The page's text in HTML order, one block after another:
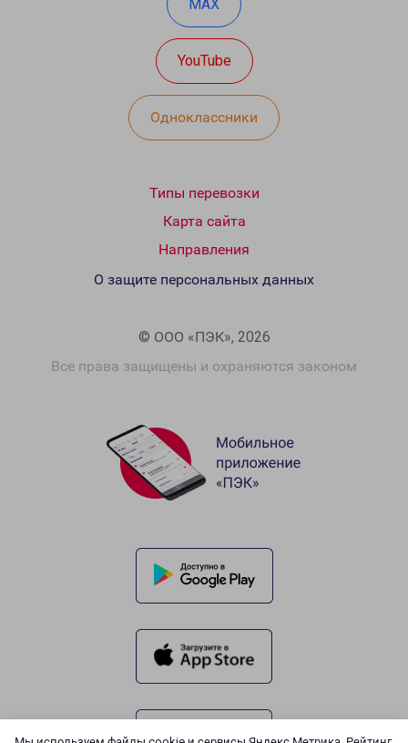
MAX
YouTube
Одноклассники
Типы перевозки
Карта сайта
Направления
© ООО «ПЭК», 2026
Все права защищены и охраняются законом
О защите персональных данных